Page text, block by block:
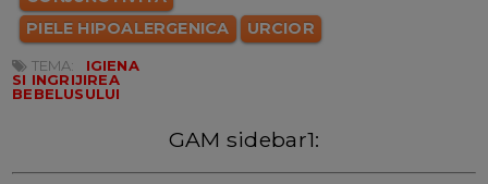
PIELE HIPOALERGENICA
URCIOR
TEMA:
IGIENA
SI INGRIJIREA
BEBELUSULUI
GAM sidebar1: